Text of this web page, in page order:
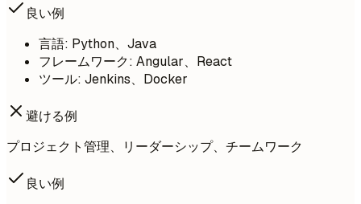
良い例
言語: Python、Java
フレームワーク: Angular、React
ツール: Jenkins、Docker
避ける例
プロジェクト管理、リーダーシップ、チームワーク
良い例